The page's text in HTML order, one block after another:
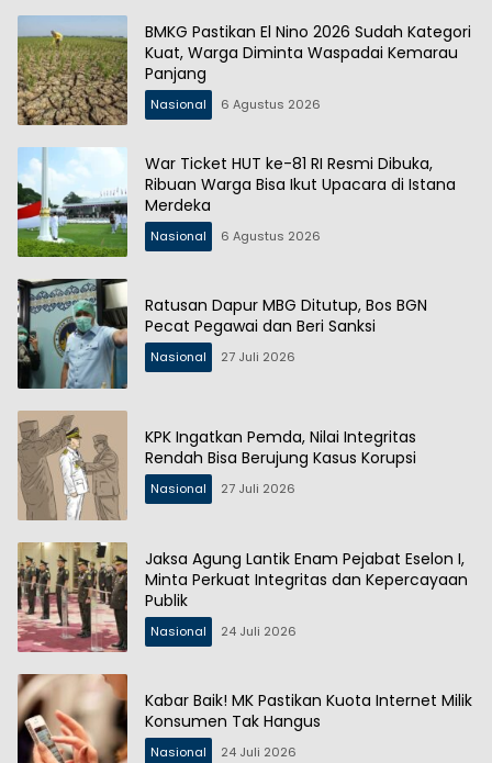
BMKG Pastikan El Nino 2026 Sudah Kategori
Kuat, Warga Diminta Waspadai Kemarau
Panjang
Nasional 6 Agustus 2026
War Ticket HUT ke-81 RI Resmi Dibuka,
Ribuan Warga Bisa Ikut Upacara di Istana
Merdeka
Nasional 6 Agustus 2026
Ratusan Dapur MBG Ditutup, Bos BGN
Pecat Pegawai dan Beri Sanksi
Nasional 27 Juli 2026
KPK Ingatkan Pemda, Nilai Integritas
Rendah Bisa Berujung Kasus Korupsi
Nasional 27 Juli 2026
Jaksa Agung Lantik Enam Pejabat Eselon I,
Minta Perkuat Integritas dan Kepercayaan
Publik
Nasional 24 Juli 2026
Kabar Baik! MK Pastikan Kuota Internet Milik
Konsumen Tak Hangus
Nasional 24 Juli 2026